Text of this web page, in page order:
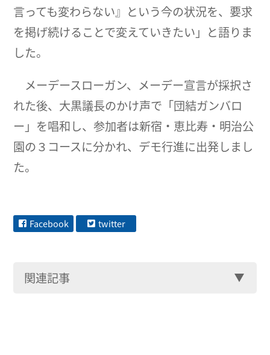
言っても変わらない』という今の状況を、要求
を掲げ続けることで変えていきたい」と語りま
した。
メーデースローガン、メーデー宣言が採択さ
れた後、大黒議長のかけ声で「団結ガンバロ
ー」を唱和し、参加者は新宿・恵比寿・明治公
園の３コースに分かれ、デモ行進に出発しまし
た。
Facebook twitter
関連記事